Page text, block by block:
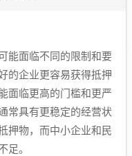
能面临不同的限制和要
的企业更容易获得抵押
面临更高的门槛和更严
常具有更稳定的经营状
押物，而中小企业和民
足。